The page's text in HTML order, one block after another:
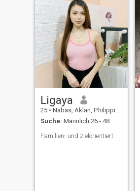
Ligaya
25 • Nabas, Aklan, Philippinen
Suche: Männlich 26 - 48
Familien- und zielorientiert